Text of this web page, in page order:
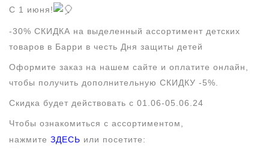
С 1 июня!
-30% СКИДКА на выделенный ассортимент детских
товаров в Барри в честь Дня защиты детей
Оформите заказ на нашем сайте и оплатите онлайн,
чтобы получить дополнительную СКИДКУ -5%.
Скидка будет действовать с 01.06-05.06.24
Чтобы ознакомиться с ассортиментом,
нажмите ЗДЕСЬ или посетите: